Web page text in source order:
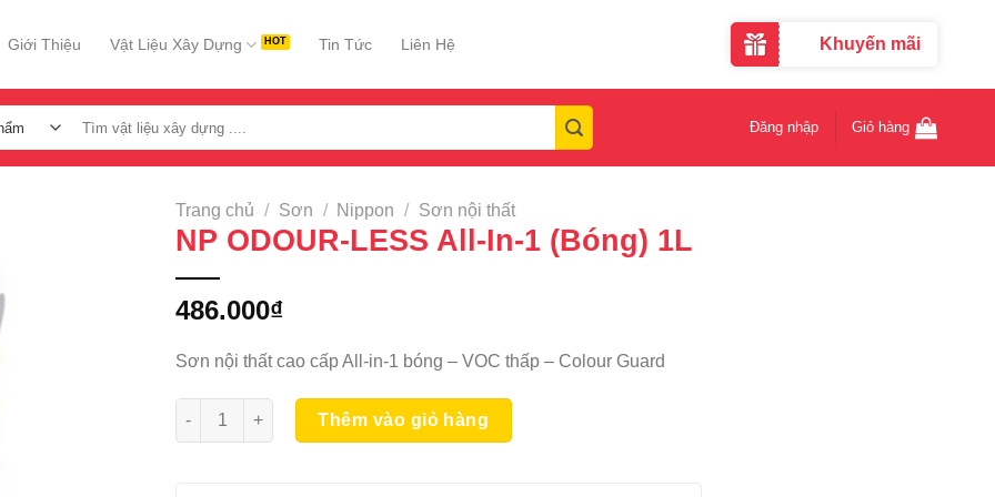
Giới Thiệu Vật Liệu Xây Dựng Tin Tức Liên Hệ Khuyến mãi
kiếm:
Đăng nhập Giỏ hàng
Trang chủ / Sơn / Nippon / Sơn nội thất
NP ODOUR-LESS All-In-1 (Bóng) 1L
486.000₫
Sơn nội thất cao cấp All-in-1 bóng – VOC thấp – Colour Guard
NP ODOUR-LESS All-In-1 (Bóng) 1L số lượng
Thêm vào giỏ hàng